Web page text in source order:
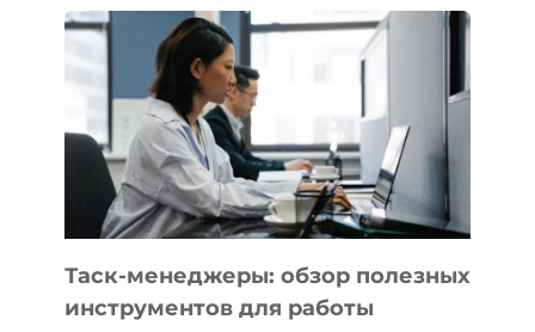
НОВЫЕ
ПРЕДМЕТЫ
ПО
ИСКУССТВЕННОМУ
ИНТЕЛЛЕКТУ
Таск-менеджеры: обзор полезных
инструментов для работы